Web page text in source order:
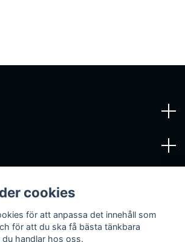
cookies
för att anpassa det innehåll som
för att du ska få bästa tänkbara
du handlar hos oss.